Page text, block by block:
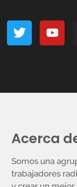
Acerca
Somos una
trabajadores